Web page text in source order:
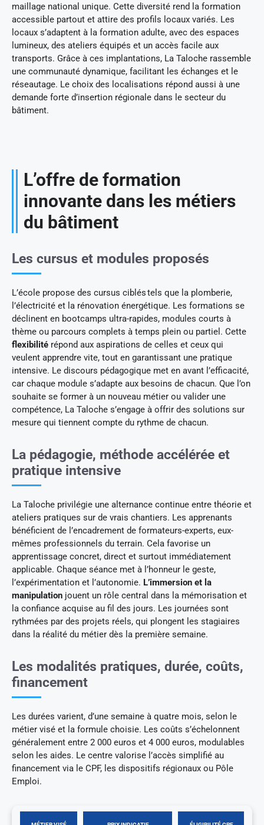
maillage national unique. Cette diversité rend la formation
accessible partout et attire des profils locaux variés. Les
locaux s’adaptent à la formation adulte, avec des espaces
lumineux, des ateliers équipés et un accès facile aux
transports. Grâce à ces implantations, La Taloche rassemble
une communauté dynamique, facilitant les échanges et le
réseautage. Le choix des localisations répond aussi à une
demande forte d’insertion régionale dans le secteur du
bâtiment.
L’offre de formation
innovante dans les métiers
du bâtiment
Les cursus et modules proposés
L’école propose des cursus ciblés tels que la plomberie,
l’électricité et la rénovation énergétique. Les formations se
déclinent en bootcamps ultra-rapides, modules courts à
thème ou parcours complets à temps plein ou partiel. Cette
flexibilité répond aux aspirations de celles et ceux qui
veulent apprendre vite, tout en garantissant une pratique
intensive. Le discours pédagogique met en avant l’efficacité,
car chaque module s’adapte aux besoins de chacun. Que l’on
souhaite se former à un nouveau métier ou valider une
compétence, La Taloche s’engage à offrir des solutions sur
mesure qui tiennent compte du rythme de chacun.
La pédagogie, méthode accélérée et
pratique intensive
La Taloche privilégie une alternance continue entre théorie et
ateliers pratiques sur de vrais chantiers. Les apprenants
bénéficient de l’encadrement de formateurs-experts, eux-
mêmes professionnels du terrain. Cela favorise un
apprentissage concret, direct et surtout immédiatement
applicable. Chaque séance met à l’honneur le geste,
l’expérimentation et l’autonomie. L’immersion et la
manipulation jouent un rôle central dans la mémorisation et
la confiance acquise au fil des jours. Les journées sont
rythmées par des projets réels, qui plongent les stagiaires
dans la réalité du métier dès la première semaine.
Les modalités pratiques, durée, coûts,
financement
Les durées varient, d’une semaine à quatre mois, selon le
métier visé et la formule choisie. Les coûts s’échelonnent
généralement entre 2 000 euros et 4 000 euros, modulables
selon les aides. Le centre valorise l’accès simplifié au
financement via le CPF, les dispositifs régionaux ou Pôle
Emploi.